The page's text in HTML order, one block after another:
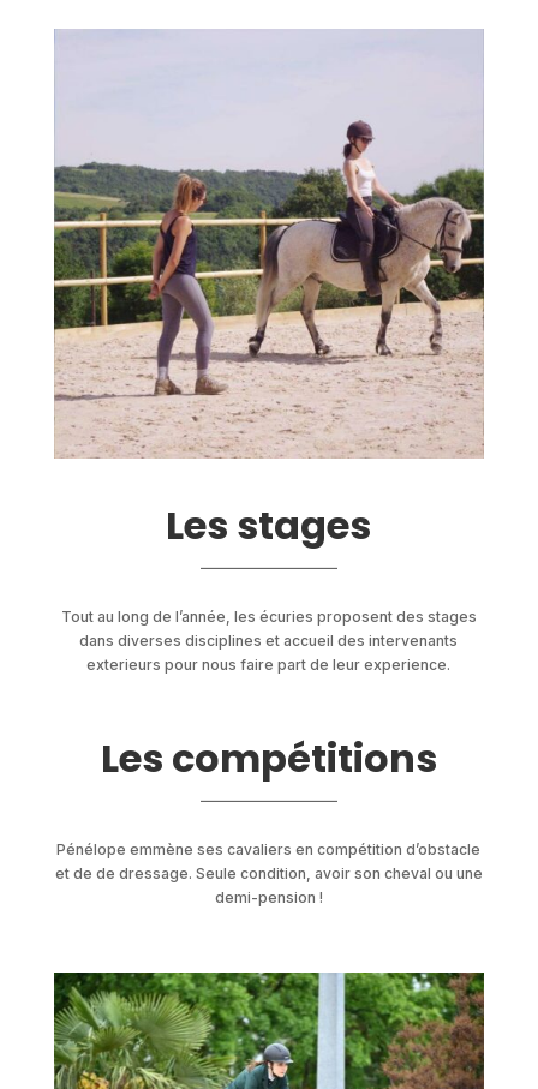
Les stages
Tout au long de l’année, les écuries proposent des stages
dans diverses disciplines et accueil des intervenants
exterieurs pour nous faire part de leur experience.
Les compétitions
Pénélope emmène ses cavaliers en compétition d’obstacle
et de de dressage. Seule condition, avoir son cheval ou une
demi-pension !